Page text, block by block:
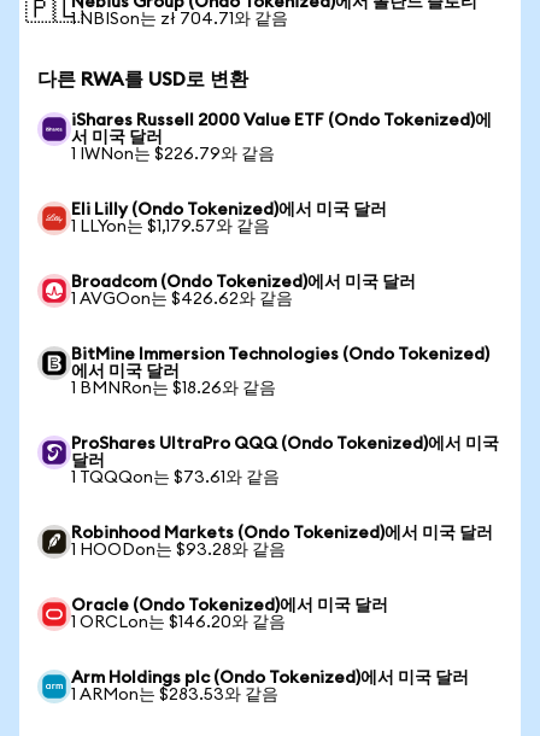
🇵🇱1 NBISon는 zł 704.71와 같음
다른 RWA를 USD로 변환
iShares Russell 2000 Value ETF (Ondo Tokenized)에
서 미국 달러
1 IWNon는 $226.79와 같음
Eli Lilly (Ondo Tokenized)에서 미국 달러
1 LLYon는 $1,179.57와 같음
Broadcom (Ondo Tokenized)에서 미국 달러
1 AVGOon는 $426.62와 같음
BitMine Immersion Technologies (Ondo Tokenized)
에서 미국 달러
1 BMNRon는 $18.26와 같음
ProShares UltraPro QQQ (Ondo Tokenized)에서 미국
달러
1 TQQQon는 $73.61와 같음
Robinhood Markets (Ondo Tokenized)에서 미국 달러
1 HOODon는 $93.28와 같음
Oracle (Ondo Tokenized)에서 미국 달러
1 ORCLon는 $146.20와 같음
Arm Holdings plc (Ondo Tokenized)에서 미국 달러
1 ARMon는 $283.53와 같음